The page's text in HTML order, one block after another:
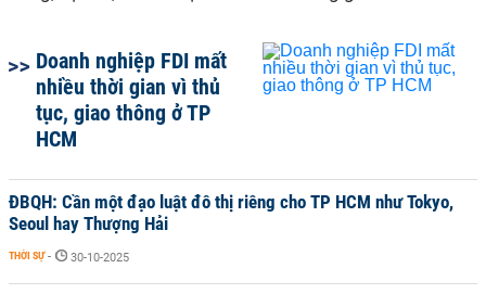
Doanh nghiệp FDI mất
nhiều thời gian vì thủ
tục, giao thông ở TP
HCM
ĐBQH: Cần một đạo luật đô thị riêng cho TP HCM như Tokyo,
Seoul hay Thượng Hải
THỜI SỰ - 30-10-2025